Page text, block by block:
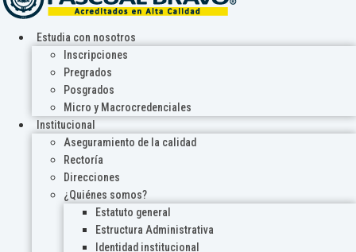
Estudia con nosotros
Inscripciones
Pregrados
Posgrados
Micro y Macrocredenciales
Institucional
Aseguramiento de la calidad
Rectoría
Direcciones
¿Quiénes somos?
Estatuto general
Estructura Administrativa
Identidad institucional